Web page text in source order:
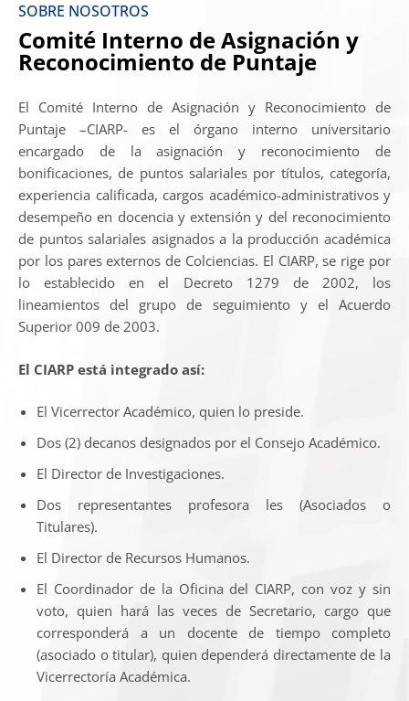
SOBRE NOSOTROS
Comité Interno de Asignación y
Reconocimiento de Puntaje
El Comité Interno de Asignación y Reconocimiento de
Puntaje –CIARP- es el órgano interno universitario
encargado de la asignación y reconocimiento de
bonificaciones, de puntos salariales por títulos, categoría,
experiencia calificada, cargos académico-administrativos y
desempeño en docencia y extensión y del reconocimiento
de puntos salariales asignados a la producción académica
por los pares externos de Colciencias. El CIARP, se rige por
lo establecido en el Decreto 1279 de 2002, los
lineamientos del grupo de seguimiento y el Acuerdo
Superior 009 de 2003.
El CIARP está integrado así:
El Vicerrector Académico, quien lo preside.
Dos (2) decanos designados por el Consejo Académico.
El Director de Investigaciones.
Dos representantes profesora les (Asociados o
Titulares).
El Director de Recursos Humanos.
El Coordinador de la Oficina del CIARP, con voz y sin
voto, quien hará las veces de Secretario, cargo que
corresponderá a un docente de tiempo completo
(asociado o titular), quien dependerá directamente de la
Vicerrectoría Académica.